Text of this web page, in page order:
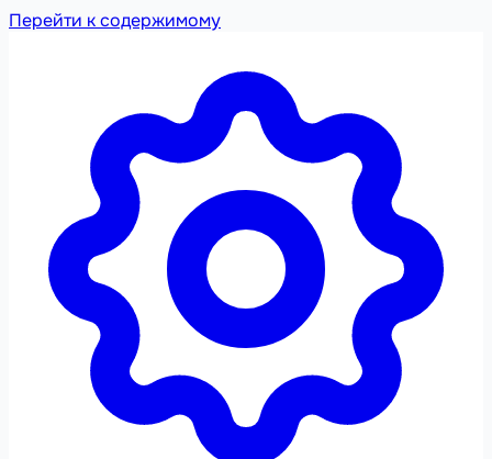
Перейти к содержимому